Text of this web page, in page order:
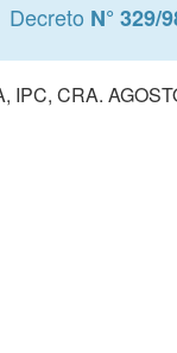
Decreto N° 329/
IPC, CRA.